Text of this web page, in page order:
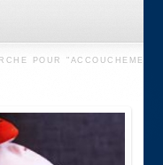
POUR "ACCOUCHEMENT"